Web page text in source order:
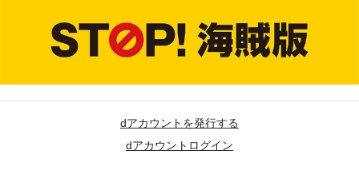
dアカウントを発行する
dアカウントログイン